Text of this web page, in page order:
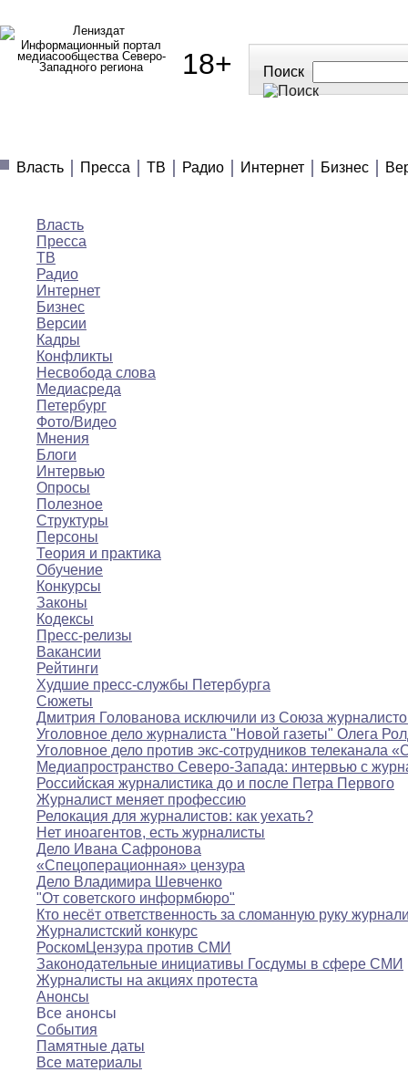
Информационный портал
медиасообщества Северо-
Западного региона
18+ Поиск
Власть
Пресса ТВ Радио Интернет Бизнес
Власть
Пресса
ТВ
Радио
Интернет
Бизнес
Версии
Кадры
Конфликты
Несвобода слова
Медиасреда
Петербург
Фото/Видео
Мнения
Блоги
Интервью
Опросы
Полезное
Структуры
Персоны
Теория и практика
Обучение
Конкурсы
Законы
Кодексы
Пресс-релизы
Вакансии
Рейтинги
Худшие пресс-службы Петербурга
Сюжеты
Дмитрия Голованова исключили из Союза
Уголовное дело журналиста "Новой газеты" Олега
Уголовное дело против экс-сотрудников телеканала
Медиапространство Северо-Запада: интервью с
Российская журналистика до и после Петра Первого
Журналист меняет профессию
Релокация для журналистов: как уехать?
Нет иноагентов, есть журналисты
Дело Ивана Сафронова
«Спецоперационная» цензура
Дело Владимира Шевченко
"От советского информбюро"
Кто несёт ответственность за сломанную руку
Журналистский конкурс
РоскомЦензура против СМИ
Законодательные инициативы Госдумы в сфере СМИ
Журналисты на акциях протеста
Анонсы
Все анонсы
События
Памятные даты
Все материалы